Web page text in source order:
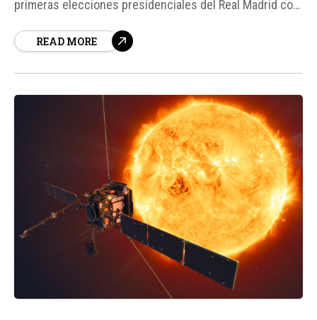
primeras elecciones presidenciales del Real Madrid con
historia del club. La Junta Electoral del club ha validado
READ MORE